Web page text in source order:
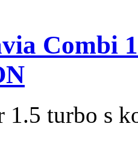
Combi
1.5 turbo s